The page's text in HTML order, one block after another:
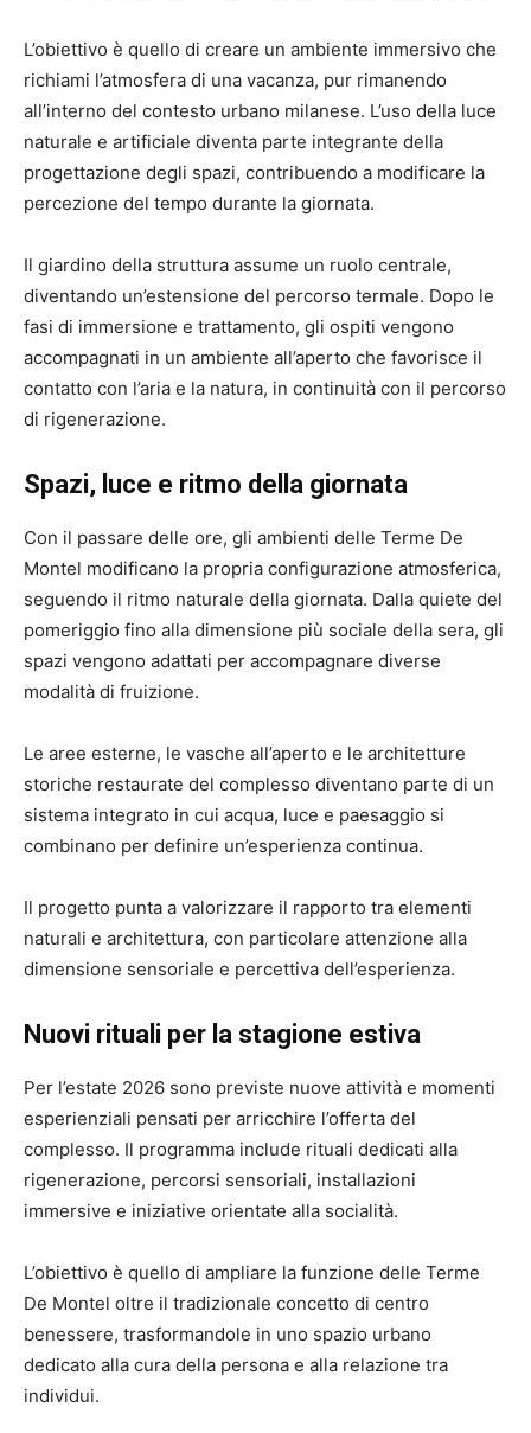
L’obiettivo è quello di creare un ambiente immersivo che
richiami l’atmosfera di una vacanza, pur rimanendo
all’interno del contesto urbano milanese. L’uso della luce
naturale e artificiale diventa parte integrante della
progettazione degli spazi, contribuendo a modificare la
percezione del tempo durante la giornata.
Il giardino della struttura assume un ruolo centrale,
diventando un’estensione del percorso termale. Dopo le
fasi di immersione e trattamento, gli ospiti vengono
accompagnati in un ambiente all’aperto che favorisce il
contatto con l’aria e la natura, in continuità con il percorso
di rigenerazione.
Spazi, luce e ritmo della giornata
Con il passare delle ore, gli ambienti delle Terme De
Montel modificano la propria configurazione atmosferica,
seguendo il ritmo naturale della giornata. Dalla quiete del
pomeriggio fino alla dimensione più sociale della sera, gli
spazi vengono adattati per accompagnare diverse
modalità di fruizione.
Le aree esterne, le vasche all’aperto e le architetture
storiche restaurate del complesso diventano parte di un
sistema integrato in cui acqua, luce e paesaggio si
combinano per definire un’esperienza continua.
Il progetto punta a valorizzare il rapporto tra elementi
naturali e architettura, con particolare attenzione alla
dimensione sensoriale e percettiva dell’esperienza.
Nuovi rituali per la stagione estiva
Per l’estate 2026 sono previste nuove attività e momenti
esperienziali pensati per arricchire l’offerta del
complesso. Il programma include rituali dedicati alla
rigenerazione, percorsi sensoriali, installazioni
immersive e iniziative orientate alla socialità.
L’obiettivo è quello di ampliare la funzione delle Terme
De Montel oltre il tradizionale concetto di centro
benessere, trasformandole in uno spazio urbano
dedicato alla cura della persona e alla relazione tra
individui.